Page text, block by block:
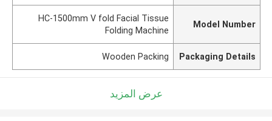
Model Number
HC-1500mm V fold Facial Tissue
Folding Machine
Packaging Details
Wooden Packing
عرض المزيد